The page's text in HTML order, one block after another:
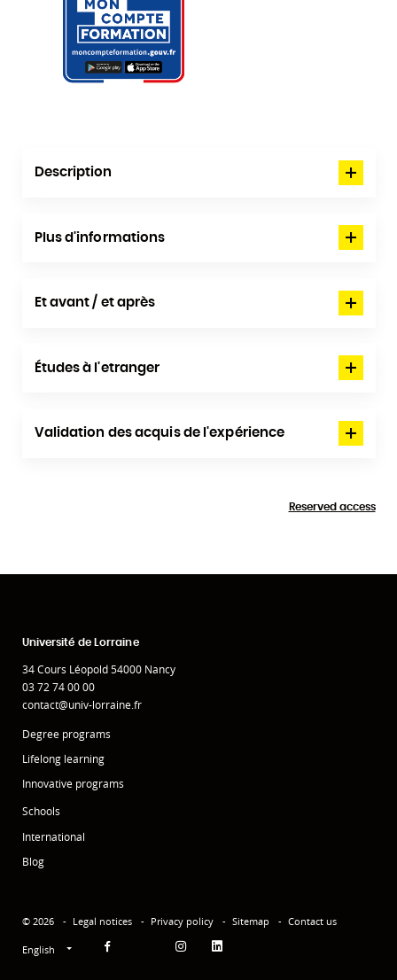
Description
Plus d'informations
Et avant / et après
Études à l'etranger
Validation des acquis de l'expérience
Reserved access
Université de Lorraine
34 Cours Léopold 54000 Nancy
03 72 74 00 00
contact@univ-lorraine.fr
Degree programs
Lifelong learning
Innovative programs
Schools
International
Blog
© 2026 Legal notices Privacy policy Sitemap Contact us
English Facebook InstagramLinkedin